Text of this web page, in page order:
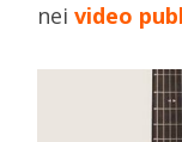
neivideo